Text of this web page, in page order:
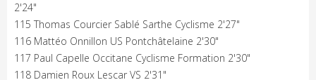
2'24"
115 Thomas Courcier Sablé Sarthe Cyclisme 2'27"
116 Mattéo Onnillon US Pontchâtelaine 2'30"
117 Paul Capelle Occitane Cyclisme Formation 2'30"
118 Damien Roux Lescar VS 2'31"